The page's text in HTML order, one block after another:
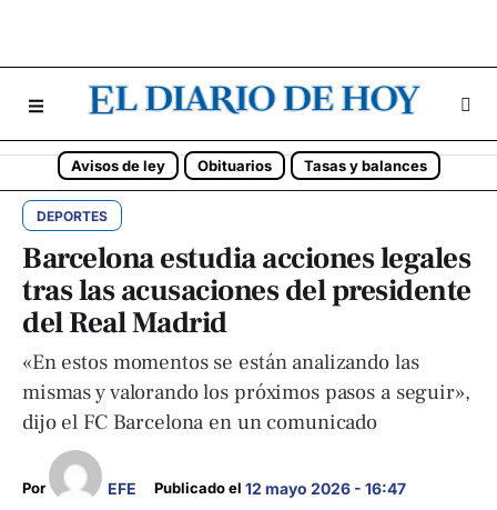
Avisos de ley Obituarios Tasas y balances
DEPORTES
Barcelona estudia acciones legales
tras las acusaciones del presidente
del Real Madrid
«En estos momentos se están analizando las
mismas y valorando los próximos pasos a seguir»,
dijo el FC Barcelona en un comunicado
Por EFE Publicado el 12 mayo 2026 - 16:47